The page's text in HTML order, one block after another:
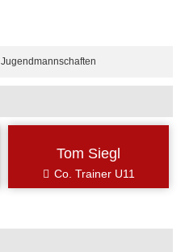
Jugendmannschaften
Tom Siegl
Co. Trainer U11